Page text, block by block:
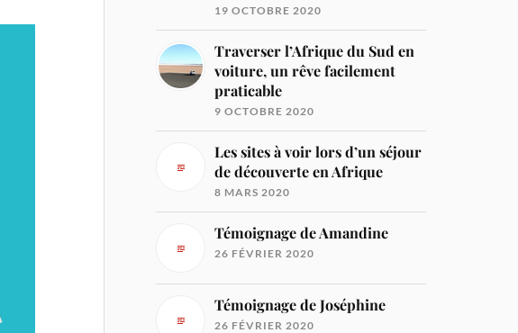
19 OCTOBRE 2020
Traverser l’Afrique du Sud en
voiture, un rêve facilement
praticable
9 OCTOBRE 2020
Les sites à voir lors d’un séjour
de découverte en Afrique
8 MARS 2020
Témoignage de Amandine
26 FÉVRIER 2020
Témoignage de Joséphine
26 FÉVRIER 2020